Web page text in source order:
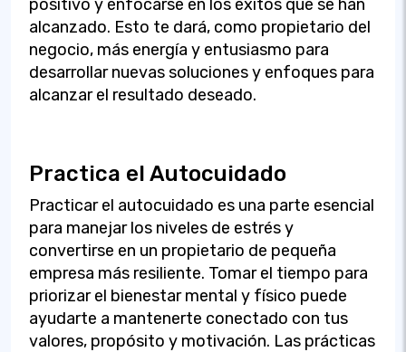
positivo y enfocarse en los éxitos que se han
alcanzado. Esto te dará, como propietario del
negocio, más energía y entusiasmo para
desarrollar nuevas soluciones y enfoques para
alcanzar el resultado deseado.
Practica el Autocuidado
Practicar el autocuidado es una parte esencial
para manejar los niveles de estrés y
convertirse en un propietario de pequeña
empresa más resiliente. Tomar el tiempo para
priorizar el bienestar mental y físico puede
ayudarte a mantenerte conectado con tus
valores, propósito y motivación. Las prácticas